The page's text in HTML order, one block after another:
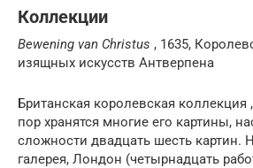
Коллекции
Bewening van Christus , 1635,
изящных искусств Антверпена
Британская королевская коллекция
пор хранятся многие его картины,
сложности двадцать шесть картин.
галерея, Лондон (четырнадцать